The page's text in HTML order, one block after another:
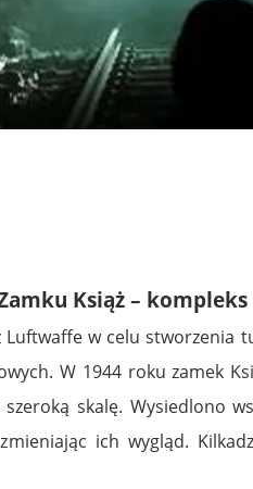
Książ – kompleks
w celu stworzenia
W 1944 roku zamek
skalę. Wysiedlono
ich wygląd.